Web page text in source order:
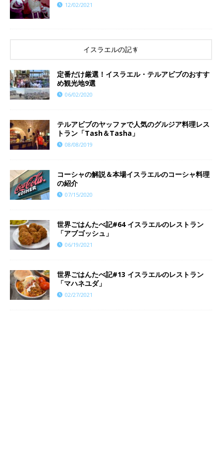
12/02/2021
イスラエルの記事
定番だけ厳選！イスラエル・テルアビブのおすす
め観光地9選
06/02/2020
テルアビブのヤッファで人気のグルジア料理レス
トラン「Tash＆Tasha」
08/08/2019
コーシャの解説＆本場イスラエルのコーシャ料理
の紹介
07/15/2020
世界ごはんたべ記#64 イスラエルのレストラン
「アブゴッシュ」
06/19/2021
世界ごはんたべ記#13 イスラエルのレストラン
「マハネユダ」
02/27/2021